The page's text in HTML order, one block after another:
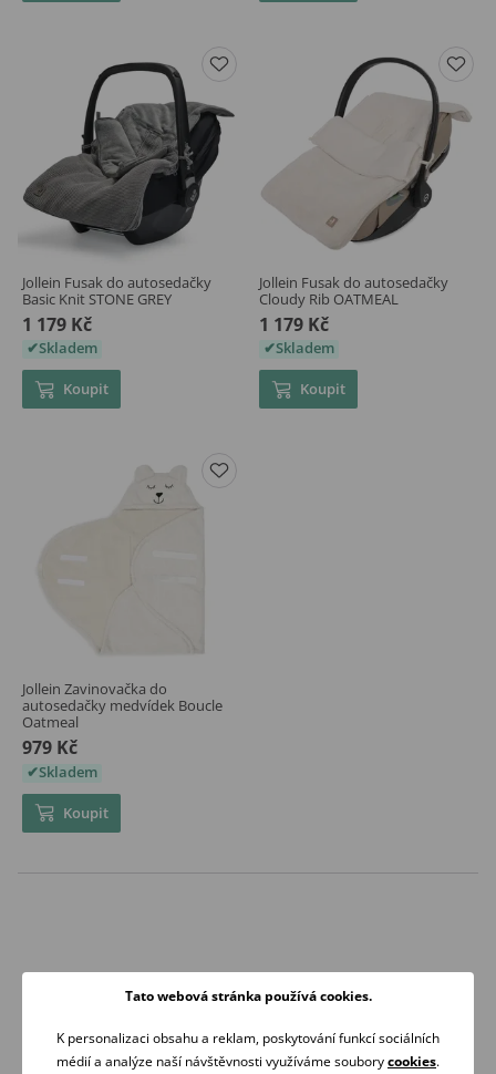
Jollein Fusak do autosedačky
Basic Knit STONE GREY
1 179 Kč
Skladem
Koupit
Jollein Fusak do autosedačky
Cloudy Rib OATMEAL
1 179 Kč
Skladem
Koupit
Jollein Zavinovačka do
autosedačky medvídek Boucle
Oatmeal
979 Kč
Skladem
Koupit
Tato webová stránka používá cookies.
K personalizaci obsahu a reklam, poskytování funkcí sociálních
médií a analýze naší návštěvnosti využíváme souborycookies.